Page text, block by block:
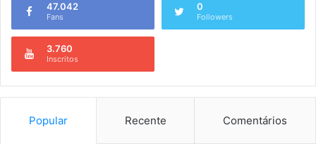
47.042
Fans
0
Followers
3.760
Inscritos
Popular Recente Comentários